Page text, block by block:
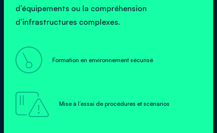
d’équipements ou la compréhension
d’infrastructures complexes.
 Formation en environnement sécurisé
 Mise à l’essai de procédures et scénarios